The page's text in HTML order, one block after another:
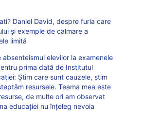
Daniel David, despre furia care
și exemple de calmare a
limită
absenteismul elevilor la examenele
prima dată de Institutul
Știm care sunt cauzele, știm
resursele. Teama mea este
de multe ori am observat
educației nu înțeleg nevoia